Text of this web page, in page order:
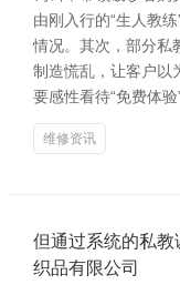
由刚入行的“生人教
情况。其次，部分私
制造慌乱，让客户以
要感性看待“免费体
维修资讯
但通过系统的私
织品有限公司